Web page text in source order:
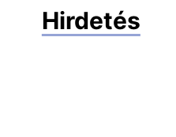
Hirdetés